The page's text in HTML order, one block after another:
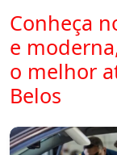
Conheça
e
o melhor
Belos